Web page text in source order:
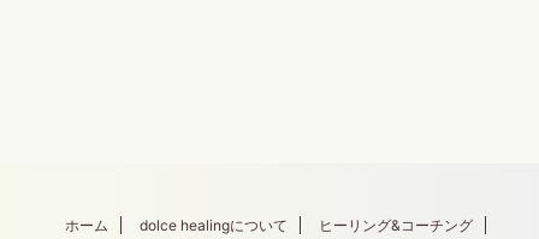
ホーム dolce healingについて
ヒーリング&コーチング